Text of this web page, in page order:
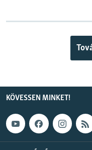
KÖVESSEN MINKET!